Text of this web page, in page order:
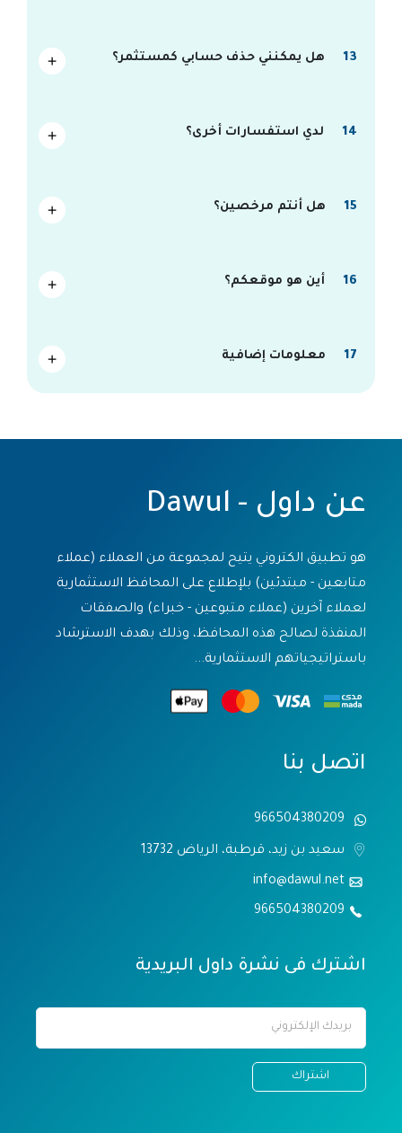
13 هل يمكنني حذف حسابي كمستثمر؟
14 لدي استفسارات أخرى؟
15 هل أنتم مرخصين؟
16 أين هو موقعكم؟
17 معلومات إضافية
عن داول - Dawul
هو تطبيق الكتروني يتيح لمجموعة من العملاء (عملاء
متابعين - مبتدئين) بلإطلاع على المحافظ الاستثمارية
لعملاء آخرين (عملاء متبوعين - خبراء) والصفقات
المنفذة لصالح هذه المحافظ، وذلك بهدف الاسترشاد
باستراتيجياتهم الاستثمارية...
اتصل بنا
966504380209
سعيد بن زيد، قرطبة، الرياض 13732
info@dawul.net
966504380209
اشترك فى نشرة داول البريدية